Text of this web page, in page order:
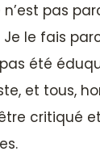
pas
le fais
été
et tous,
critiqué